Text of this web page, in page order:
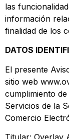
las
información
finalidad de los
DATOS
El presente
sitio web
cumplimiento
Servicios de la
Comercio
Titular: Overlay